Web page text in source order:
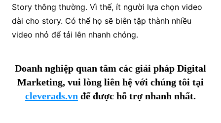
Story thông thường. Vì thế, ít người lựa chọn video
dài cho story. Có thể họ sẽ biên tập thành nhiều
video nhỏ để tải lên nhanh chóng.
Doanh nghiệp quan tâm các giải pháp Digital
Marketing, vui lòng liên hệ với chúng tôi tại
cleverads.vn để được hỗ trợ nhanh nhất.